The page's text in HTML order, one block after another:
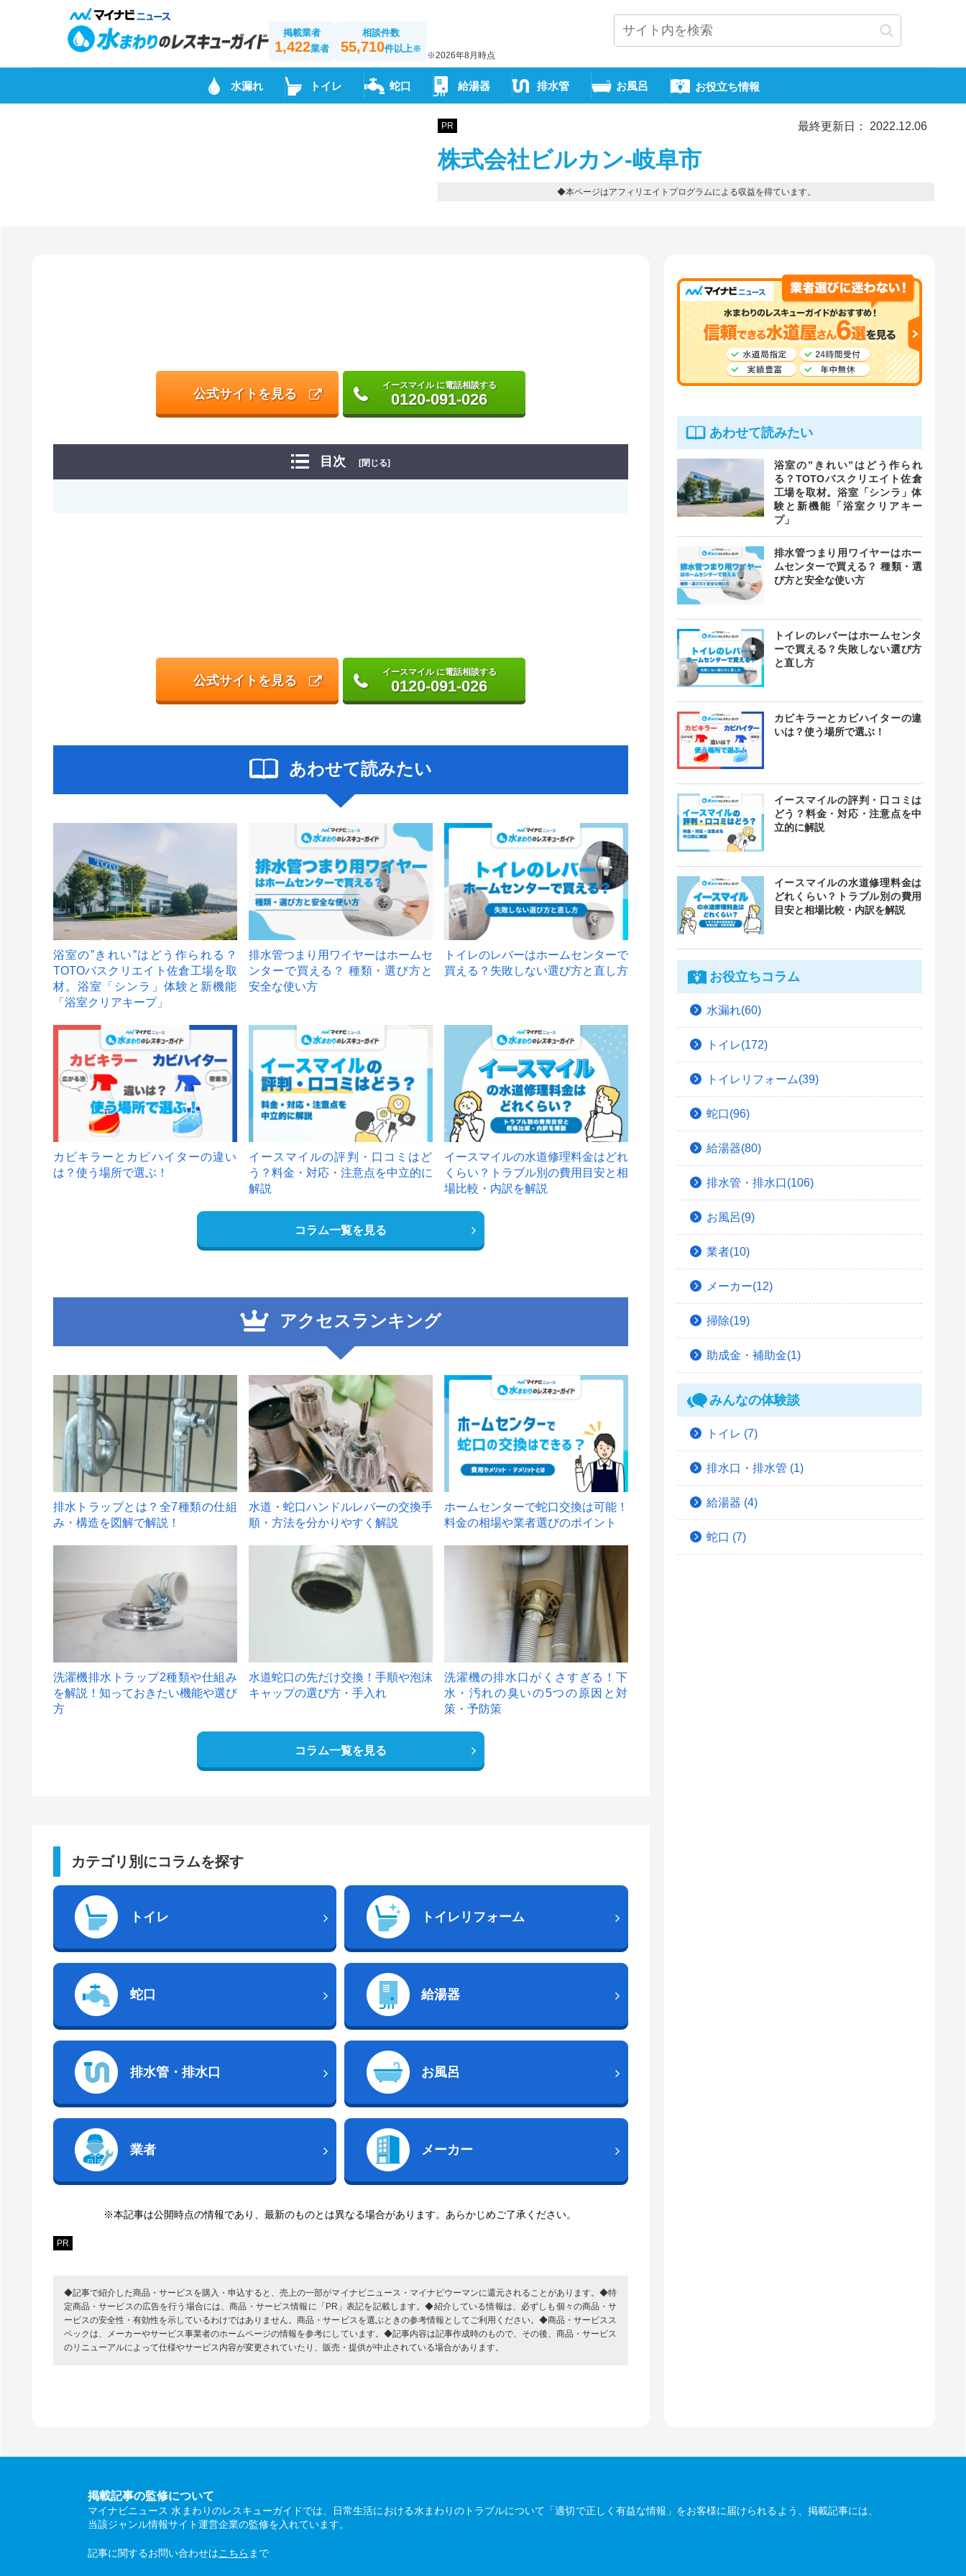
掲載業者
1,422業者
相談件数
55,710件以上※
※2026年8月時点
水漏れ トイレ 蛇口 給湯器 排水管 お風呂 お役立ち情報
PR 最終更新日： 2022.12.06
株式会社ビルカン-岐阜市
◆本ページはアフィリエイトプログラムによる収益を得ています。
公式サイトを見る
イースマイル に電話相談する
0120-091-026
目次 [閉じる]
公式サイトを見る
イースマイル に電話相談する
0120-091-026
あわせて読みたい
浴室の”きれい”はどう作られる？
TOTOバスクリエイト佐倉工場を取
材。浴室「シンラ」体験と新機能
「浴室クリアキープ」
排水管つまり用ワイヤーはホームセ
ンターで買える？ 種類・選び方と
安全な使い方
トイレのレバーはホームセンターで
買える？失敗しない選び方と直し方
カビキラーとカビハイターの違い
は？使う場所で選ぶ！
イースマイルの評判・口コミはど
う？料金・対応・注意点を中立的に
解説
イースマイルの水道修理料金はどれ
くらい？トラブル別の費用目安と相
場比較・内訳を解説
コラム一覧を見る
アクセスランキング
1
排水トラップとは？全7種類の仕組
み・構造を図解で解説！
2
水道・蛇口ハンドルレバーの交換手
順・方法を分かりやすく解説
ホームセンターで蛇口交換は可能！
料金の相場や業者選びのポイント
洗濯機排水トラップ2種類や仕組み
を解説！知っておきたい機能や選び
方
水道蛇口の先だけ交換！手順や泡沫
キャップの選び方・手入れ
洗濯機の排水口がくさすぎる！下
水・汚れの臭いの5つの原因と対
策・予防策
コラム一覧を見る
カテゴリ別にコラムを探す
トイレ トイレリフォーム
蛇口 給湯器
排水管・排水口 お風呂
業者 メーカー
※本記事は公開時点の情報であり、最新のものとは異なる場合があります。あらかじめご了承ください。
PR
◆記事で紹介した商品・サービスを購入・申込すると、売上の一部がマイナビニュース・マイナビウーマンに還元されることがあります。◆特
定商品・サービスの広告を行う場合には、商品・サービス情報に「PR」表記を記載します。◆紹介している情報は、必ずしも個々の商品・サ
ービスの安全性・有効性を示しているわけではありません。商品・サービスを選ぶときの参考情報としてご利用ください。◆商品・サービスス
ペックは、メーカーやサービス事業者のホームページの情報を参考にしています。◆記事内容は記事作成時のもので、その後、商品・サービス
のリニューアルによって仕様やサービス内容が変更されていたり、販売・提供が中止されている場合があります。
あわせて読みたい
浴室の”きれい”はどう作られ
る？TOTOバスクリエイト佐倉
工場を取材。浴室「シンラ」体
験と新機能「浴室クリアキー
プ」
排水管つまり用ワイヤーはホー
ムセンターで買える？ 種類・選
び方と安全な使い方
トイレのレバーはホームセンタ
ーで買える？失敗しない選び方
と直し方
カビキラーとカビハイターの違
いは？使う場所で選ぶ！
イースマイルの評判・口コミは
どう？料金・対応・注意点を中
立的に解説
イースマイルの水道修理料金は
どれくらい？トラブル別の費用
目安と相場比較・内訳を解説
お役立ちコラム
水漏れ(60)
トイレ(172)
トイレリフォーム(39)
蛇口(96)
給湯器(80)
排水管・排水口(106)
お風呂(9)
業者(10)
メーカー(12)
掃除(19)
助成金・補助金(1)
みんなの体験談
トイレ (7)
排水口・排水管 (1)
給湯器 (4)
蛇口 (7)
掲載記事の監修について
マイナビニュース 水まわりのレスキューガイドでは、日常生活における水まわりのトラブルについて「適切で正しく有益な情報」をお客様に届けられるよう、掲載記事には、
当該ジャンル情報サイト運営企業の監修を入れています。
記事に関するお問い合わせはこちら まで